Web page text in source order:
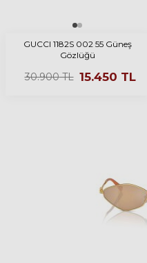
GUCCI 1182S 002 55 Güneş
Gözlüğü
30.900TL 15.450 TL